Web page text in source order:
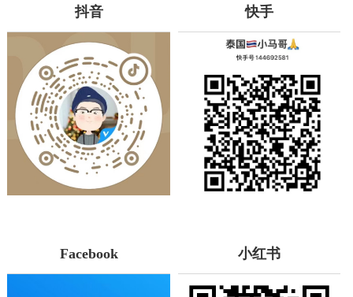
抖音 快手
Facebook 小红书